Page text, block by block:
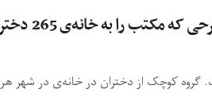
را به خانه‌ی 265 دختر هراتی برده
گروه کوچک از دختران در خانه‌ی در